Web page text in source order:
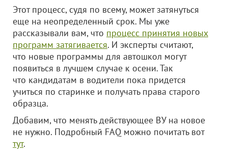
Этот процесс, судя по всему, может затянуться
еще на неопределенный срок. Мы уже
рассказывали вам, что процесс принятия новых
программ затягивается. И эксперты считают,
что новые программы для автошкол могут
появиться в лучшем случае к осени. Так
что кандидатам в водители пока придется
учиться по старинке и получать права старого
образца.
Добавим, что менять действующее ВУ на новое
не нужно. Подробный FAQ можно почитать вот
тут.